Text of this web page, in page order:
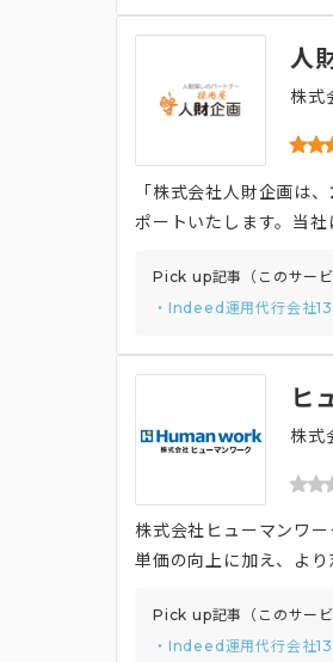
人
株式
「株式会社人財企画は
ポートいたします。当
Pick up記事（このサービ
・Indeed運用代行会社
ヒ
株式
株式会社ヒューマンワ
単価の向上に加え、よ
ます。さらに、採用動
と思ってもらえるかど
Pick up記事（このサービ
・Indeed運用代行会社